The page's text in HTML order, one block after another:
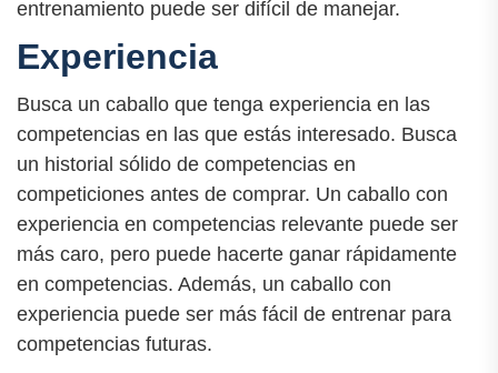
entrenamiento puede ser difícil de manejar.
Experiencia
Busca un caballo que tenga experiencia en las
competencias en las que estás interesado. Busca
un historial sólido de competencias en
competiciones antes de comprar. Un caballo con
experiencia en competencias relevante puede ser
más caro, pero puede hacerte ganar rápidamente
en competencias. Además, un caballo con
experiencia puede ser más fácil de entrenar para
competencias futuras.